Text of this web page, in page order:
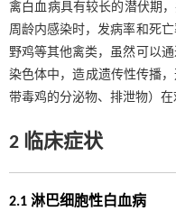
禽白血病具有较长的潜伏期
周龄内感染时，发病率和死
野鸡等其他禽类，虽然可以
染色体中，造成遗传性传播
带毒鸡的分泌物、排泄物）
2 临床症状
2.1 淋巴细胞性白血病